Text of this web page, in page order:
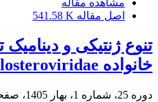
مشاهده مقاله
اصل مقاله 541.58 K
تنوع ژنتیکی و
خانواده Closteroviridae
دوره 25، شماره 1، بهار 1405، صفحه